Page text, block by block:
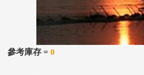
參考庫存 = 0